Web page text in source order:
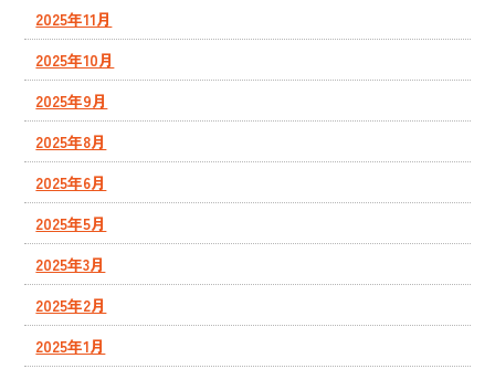
2025年11月
2025年10月
2025年9月
2025年8月
2025年6月
2025年5月
2025年3月
2025年2月
2025年1月